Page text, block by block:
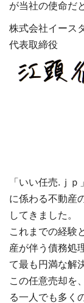
が当社の使命だ
株式会社イース
代表取締役
「いい任売.ｊ
に係わる不動産
してきました。
これまでの経験
産が伴う債務処
て最も円満な解
この任意売却を
る一人でも多く